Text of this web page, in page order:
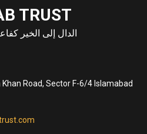
TRUST
الدال إلى الخير
Road, Sector F-6/4 Islamabad